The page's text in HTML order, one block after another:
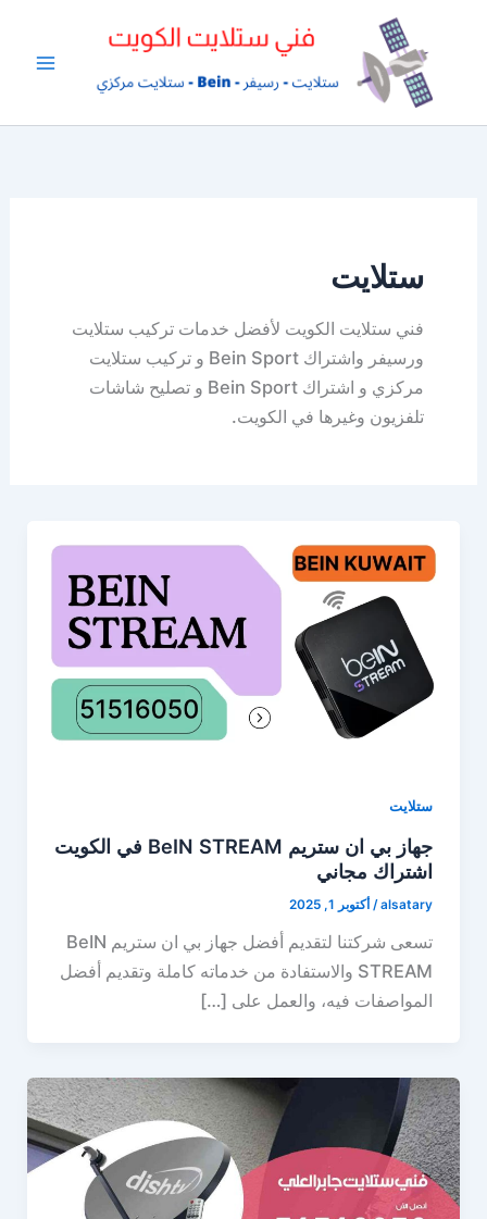
ستلايت
فني ستلايت الكويت لأفضل خدمات تركيب ستلايت
ورسيفر واشتراك Bein Sport و تركيب ستلايت
مركزي و اشتراك Bein Sport و تصليح شاشات
تلفزيون وغيرها في الكويت.
ستلايت
جهاز بي ان ستريم BeIN STREAM في الكويت
اشتراك مجاني
alsatary
/ أكتوبر 1, 2025
تسعى شركتنا لتقديم أفضل جهاز بي ان ستريم BeIN
STREAM والاستفادة من خدماته كاملة وتقديم أفضل
المواصفات فيه، والعمل على […]